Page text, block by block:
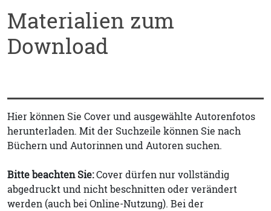
Materialien zum
Download
Hier können Sie Cover und ausgewählte Autorenfotos
herunterladen. Mit der Suchzeile können Sie nach
Büchern und Autorinnen und Autoren suchen.
Bitte beachten Sie:Cover dürfen nur vollständig
abgedruckt und nicht beschnitten oder verändert
werden (auch bei Online-Nutzung). Bei der